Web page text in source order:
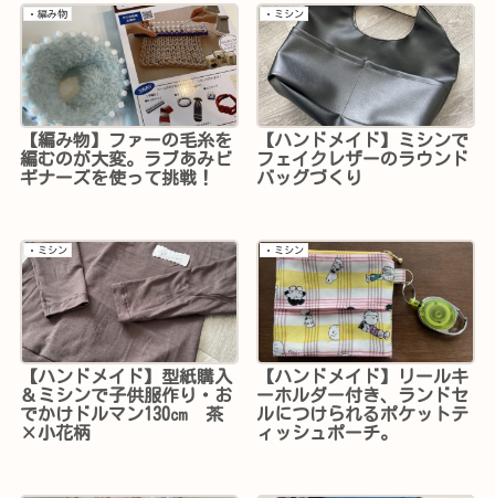
・編み物
【編み物】ファーの毛糸を
編むのが大変。ラブあみビ
ギナーズを使って挑戦！
・ミシン
【ハンドメイド】ミシンで
フェイクレザーのラウンド
バッグづくり
・ミシン
【ハンドメイド】型紙購入
＆ミシンで子供服作り・お
でかけドルマン130㎝ 茶
×小花柄
・ミシン
【ハンドメイド】リールキ
ーホルダー付き、ランドセ
ルにつけられるポケットテ
ィッシュポーチ。